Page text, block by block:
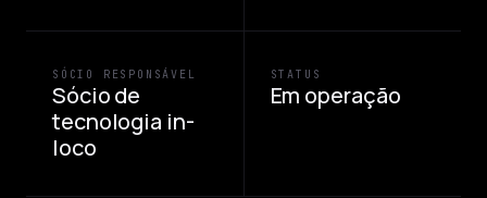
SÓCIO RESPONSÁVEL
Sócio de
tecnologia in-
loco
STATUS
Em operação